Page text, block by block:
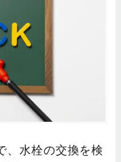
、水栓の交換を検